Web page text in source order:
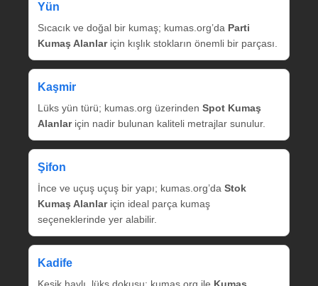
Yün
Sıcacık ve doğal bir kumaş; kumas.org’da Parti
Kumaş Alanlariçin kışlık stokların önemli bir parçası.
Kaşmir
Lüks yün türü; kumas.org üzerinden Spot Kumaş
Alanlariçin nadir bulunan kaliteli metrajlar sunulur.
Şifon
İnce ve uçuş uçuş bir yapı; kumas.org’da Stok
Kumaş Alanlariçin ideal parça kumaş
seçeneklerinde yer alabilir.
Kadife